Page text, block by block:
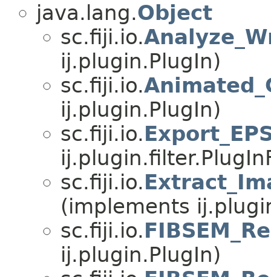
java.lang.Object
sc.fiji.io.
ij.plugin.PlugIn)
sc.fiji.io.
ij.plugin.PlugIn)
sc.fiji.io.
sc.fiji.io.
(implements
sc.fiji.io.
ij.plugin.PlugIn)